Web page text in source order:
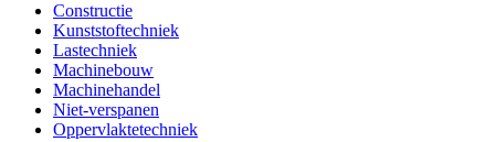
Constructie
Kunststoftechniek
Lastechniek
Machinebouw
Machinehandel
Niet-verspanen
Oppervlaktetechniek